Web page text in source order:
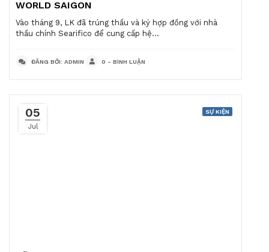
WORLD SAIGON
Vào tháng 9, LK đã trúng thầu và ký hợp đồng với nhà
thầu chính Searifico để cung cấp hệ...
ĐĂNG BỞI: ADMIN 0 - BÌNH LUẬN
05
Jul
SỰ KIỆN